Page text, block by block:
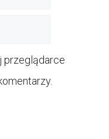
przeglądarce